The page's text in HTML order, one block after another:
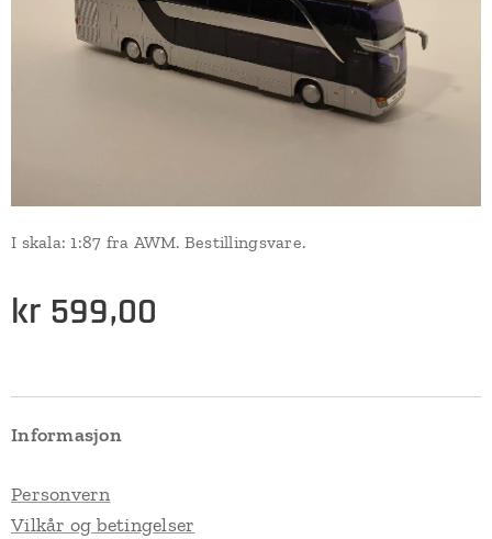
I skala: 1:87 fra AWM. Bestillingsvare.
kr 599,00
Informasjon
Personvern
Vilkår og betingelser